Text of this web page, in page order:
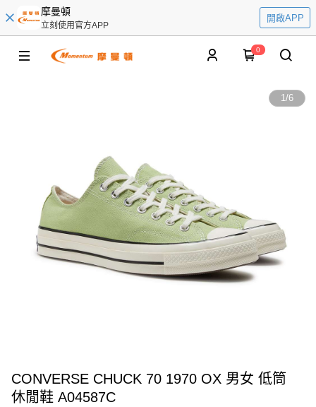
摩曼頓
立刻使用官方APP
開啟APP
0
1/6
CONVERSE CHUCK 70 1970 OX 男女 低筒
休閒鞋 A04587C